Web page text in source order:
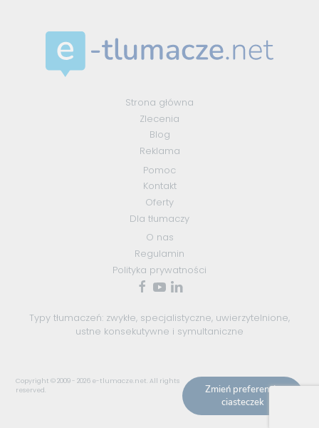
Strona główna
Zlecenia
Blog
Reklama
Pomoc
Kontakt
Oferty
Dla tłumaczy
O nas
Regulamin
Polityka prywatności
Typy tłumaczeń: zwykłe, specjalistyczne, uwierzytelnione,
ustne konsekutywne i symultaniczne
Copyright © 2009 - 2026 e-tlumacze.net. All rights
reserved.
Zmień preferencje
ciasteczek